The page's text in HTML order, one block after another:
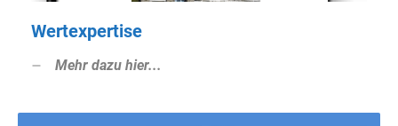
Wertexpertise
Mehr dazu hier...